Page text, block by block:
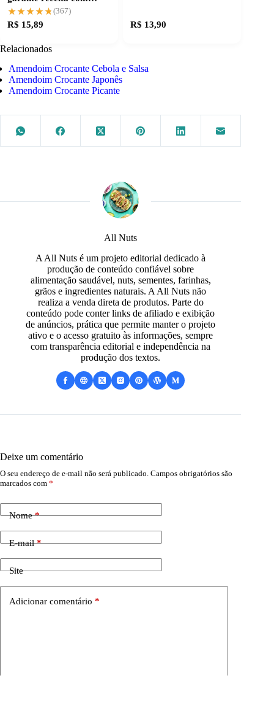
corpo e sabor
★★★★★
★★★★★ (367)
R$ 15,89 R$ 13,90
Relacionados
Amendoim Crocante Cebola e Salsa
Amendoim Crocante Japonês
Amendoim Crocante Picante
All Nuts
A All Nuts é um projeto editorial dedicado à
produção de conteúdo confiável sobre
alimentação saudável, nuts, sementes, farinhas,
grãos e ingredientes naturais. A All Nuts não
realiza a venda direta de produtos. Parte do
conteúdo pode conter links de afiliado e exibição
de anúncios, prática que permite manter o projeto
ativo e o acesso gratuito às informações, sempre
com transparência editorial e independência na
produção dos textos.
Deixe um comentário
O seu endereço de e-mail não será publicado. Campos obrigatórios são
marcados com *
Nome*
E-mail*
Site
Adicionar comentário *